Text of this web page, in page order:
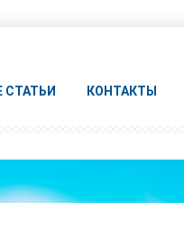
СТАТЬИ КОНТАКТЫ